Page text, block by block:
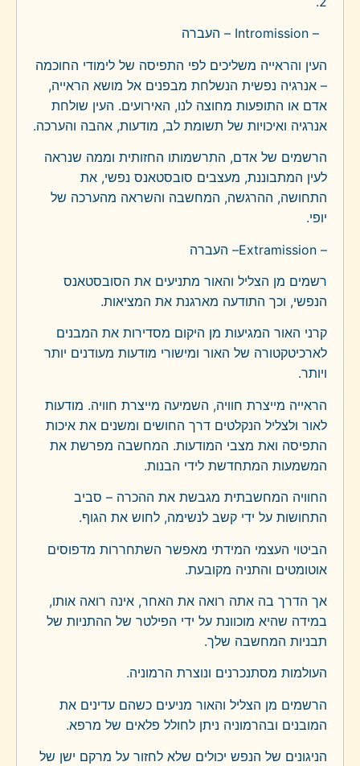
Intromission – – העברה
העין והראייה משליכים לפי התפיסה של לימודי החוכמה
– אנרגיה נפשית הנשלחת מבפנים אל מושא הראייה,
אדם או התופעות מחוצה לנו, האירועים. העין שולחת
אנרגיה ואיכויות של תשומת לב, מודעות, אהבה והערכה.
הרשמים של אדם, התרשמותו החזותית וממה שנראה
לעין המתבוננת, מעצבים סובסטאנס נפשי, את
התחושה, ההרגשה, המחשבה והשראה מהערכה של
יופי.
Extramission –– העברה
רשמים מן הצליל והאור מתניעים את הסובסטאנס
הנפשי, וכך התודעה מארגנת את המציאות.
קרני האור המגיעות מן היקום מסדירות את המבנים
לארכיטקטורה של האור ומישורי מודעות מעודנים יותר
ויותר.
הראייה מייצרת חוויה, השמיעה מייצרת חוויה. מודעות
לאור ולצליל הנקלטים דרך החושים ומשנים את איכות
התפיסה ואת מצבי המודעות. המחשבה מפרשת את
המשמעות המתחדשת לידי הבנות.
החוויה המחשבתית מגבשת את ההכרה – סביב
התחושות על ידי קשב לנשימה, לחוש את הגוף.
הביטוי העצמי המידתי מאפשר השתחררות מדפוסים
אוטומטים והתניה מקובעת.
אך הדרך בה אתה רואה את האחר, אינה רואה אותו,
במידה שהיא מוכוונת על ידי הפילטר של ההתניות של
תבניות המחשבה שלך.
העולמות מסתנכרנים ונוצרת הרמוניה.
הרשמים מן הצליל והאור מניעים כשהם עדינים את
המובנים ובהרמוניה ניתן לחולל פלאים של מרפא.
הניגונים של הנפש יכולים שלא לחזור על מרקם ישן של